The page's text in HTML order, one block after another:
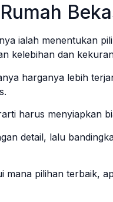
ialah menentukan
kelebihan dan
harganya lebih
harus menyiapkan
detail, lalu
mana pilihan terbaik,